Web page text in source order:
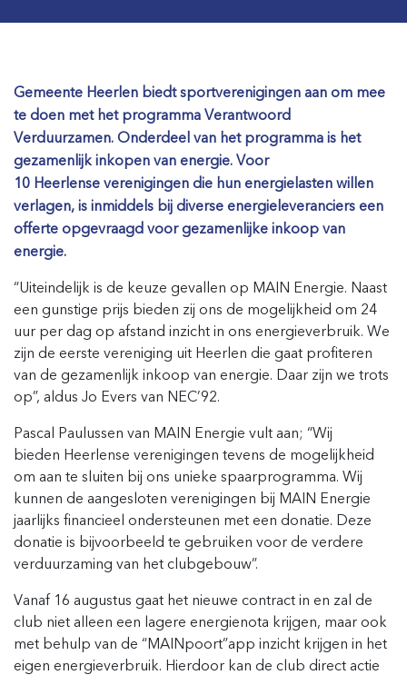
Gemeente Heerlen biedt sportverenigingen aan om mee
te doen met het programma Verantwoord
Verduurzamen. Onderdeel van het programma is het
gezamenlijk inkopen van energie. Voor
10 Heerlense verenigingen die hun energielasten willen
verlagen, is inmiddels bij diverse energieleveranciers een
offerte opgevraagd voor gezamenlijke inkoop van
energie.
“Uiteindelijk is de keuze gevallen op MAIN Energie. Naast
een gunstige prijs bieden zij ons de mogelijkheid om 24
uur per dag op afstand inzicht in ons energieverbruik. We
zijn de eerste vereniging uit Heerlen die gaat profiteren
van de gezamenlijk inkoop van energie. Daar zijn we trots
op”, aldus Jo Evers van NEC’92.
Pascal Paulussen van MAIN Energie vult aan; “Wij
bieden Heerlense verenigingen tevens de mogelijkheid
om aan te sluiten bij ons unieke spaarprogramma. Wij
kunnen de aangesloten verenigingen bij MAIN Energie
jaarlijks financieel ondersteunen met een donatie. Deze
donatie is bijvoorbeeld te gebruiken voor de verdere
verduurzaming van het clubgebouw”.
Vanaf 16 augustus gaat het nieuwe contract in en zal de
club niet alleen een lagere energienota krijgen, maar ook
met behulp van de “MAINpoort”app inzicht krijgen in het
eigen energieverbruik. Hierdoor kan de club direct actie